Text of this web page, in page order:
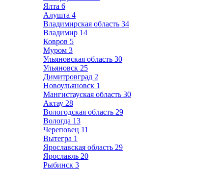
Ялта 6
Алушта 4
Владимирская область 34
Владимир 14
Ковров 5
Муром 3
Ульяновская область 30
Ульяновск 25
Димитровград 2
Новоульяновск 1
Мангистауская область 30
Актау 28
Вологодская область 29
Вологда 13
Череповец 11
Вытегра 1
Ярославская область 29
Ярославль 20
Рыбинск 3